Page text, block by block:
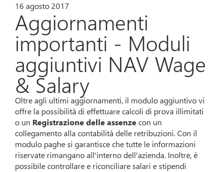
16 agosto 2017
Aggiornamenti
importanti - Moduli
aggiuntivi NAV Wage
& Salary
Oltre agli ultimi aggiornamenti, il modulo aggiuntivo vi
offre la possibilità di effettuare calcoli di prova illimitati
o un Registrazione delle assenzecon un
collegamento alla contabilità delle retribuzioni. Con il
modulo paghe si garantisce che tutte le informazioni
riservate rimangano all'interno dell'azienda. Inoltre, è
possibile controllare e riconciliare salari e stipendi